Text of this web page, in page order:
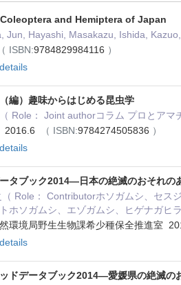
and Hemiptera of Japan
Jun, Hayashi, Masakazu, Ishida,
（ ISBN:9784829984116 ）
編）趣味からはじめる昆虫学
Role： Joint authorコラム プロとアマ
2016.6
（ ISBN:9784274505836 ）
タブック2014―日本の絶滅のおそれ
Role： Contributorホソガムシ、セス
ホソガムシ、エゾガムシ、ヒゲナガヒ
環境局野生生物課希少種保全推進室
ドデータブック2014―愛媛県の絶滅の